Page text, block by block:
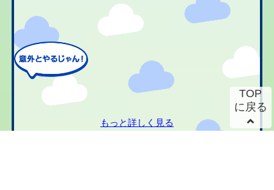
もっと詳しく見る
TOP
に戻る